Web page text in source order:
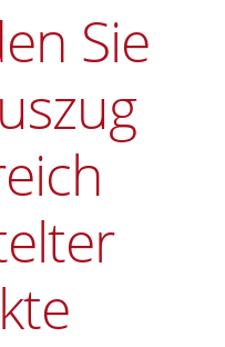
Sie